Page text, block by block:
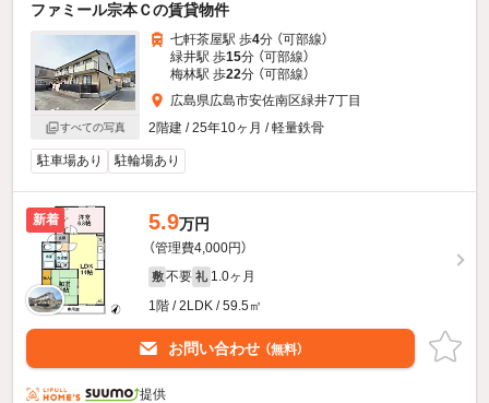
ファミール宗本Ｃの賃貸物件
すべての写真
七軒茶屋駅 歩4分 （可部線）
緑井駅 歩15分 （可部線）
梅林駅 歩22分 （可部線）
広島県広島市安佐南区緑井7丁目
2階建 / 25年10ヶ月 / 軽量鉄骨
駐車場あり 駐輪場あり
新着 5.9万円
（管理費4,000円）
敷 不要 礼 1.0ヶ月
1階 / 2LDK / 59.5㎡
お問い合わせ （無料）
提供